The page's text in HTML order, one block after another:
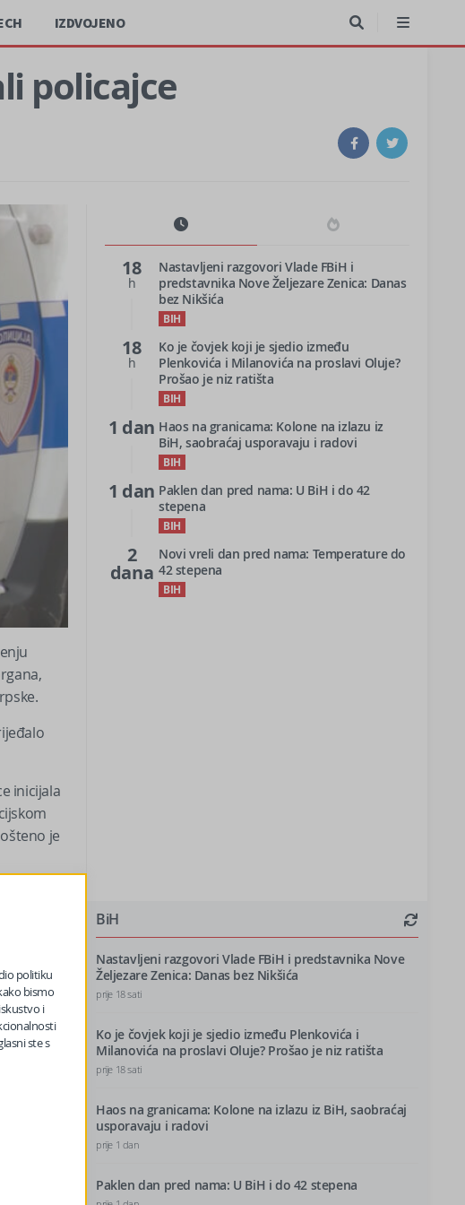
IZDVOJENO
policajce
inicijala
je
18
h
Nastavljeni razgovori Vlade FBiH i
predstavnika Nove Željezare Zenica: Danas
bez Nikšića
BIH
18
h
Ko je čovjek koji je sjedio između
Plenkovića i Milanovića na proslavi Oluje?
Prošao je niz ratišta
BIH
1 dan Haos na granicama: Kolone na izlazu iz
BiH, saobraćaj usporavaju i radovi
BIH
1 dan Paklen dan pred nama: U BiH i do 42
stepena
BIH
2
dana
Novi vreli dan pred nama: Temperature do
42 stepena
BIH
BiH
Nastavljeni razgovori Vlade FBiH i predstavnika Nove
Željezare Zenica: Danas bez Nikšića
prije 18 sati
Ko je čovjek koji je sjedio između Plenkovića i
Milanovića na proslavi Oluje? Prošao je niz ratišta
prije 18 sati
Haos na granicama: Kolone na izlazu iz BiH, saobraćaj
usporavaju i radovi
prije 1 dan
Paklen dan pred nama: U BiH i do 42 stepena
politiku
bismo
i
ste s